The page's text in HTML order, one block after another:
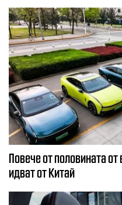
Повече от половината
идват от Китай